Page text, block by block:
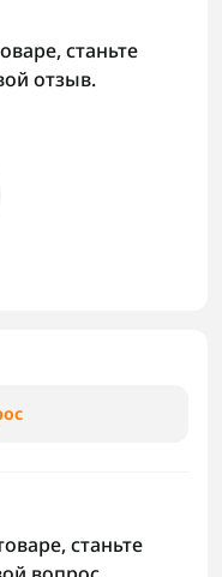
станьте
отзыв.
станьте